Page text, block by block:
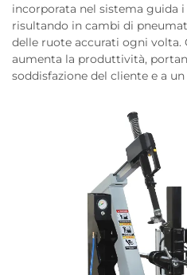
incorporata nel sistema guida
risultando in cambi di
delle ruote accurati ogni volta.
aumenta la produttività,
soddisfazione del cliente e a